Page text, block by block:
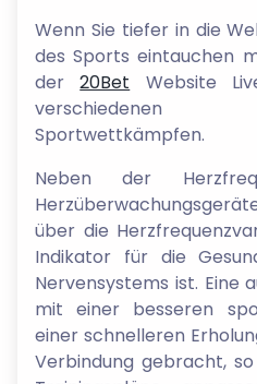
Wenn Sie tiefer in die
des Sports eintauchen
der20Bet Website
verschiedenen
Sportwettkämpfen.
Neben der
über die
Indikator für die
Nervensystems ist. Eine
mit einer besseren
einer schnelleren
Verbindung gebracht,